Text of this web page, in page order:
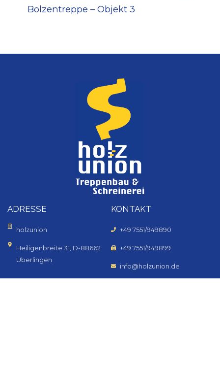
Bolzentreppe – Objekt 3
ADRESSE
holzunion
Heiligenbreite 31, D-88662
Überlingen
KONTAKT
+49 7551/949890
+49 7551/949899
info@holzunion.de